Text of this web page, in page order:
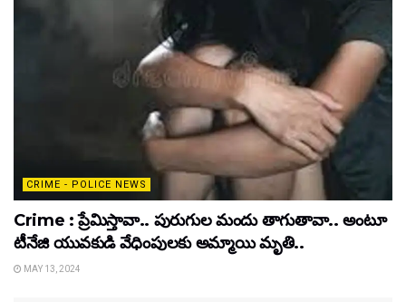
CRIME - POLICE NEWS
Crime : ప్రేమిస్తావా.. పురుగుల మందు తాగుతావా.. అంటూ
టీనేజి యువకుడి వేధింపులకు అమ్మాయి మృతి..
MAY 13, 2024